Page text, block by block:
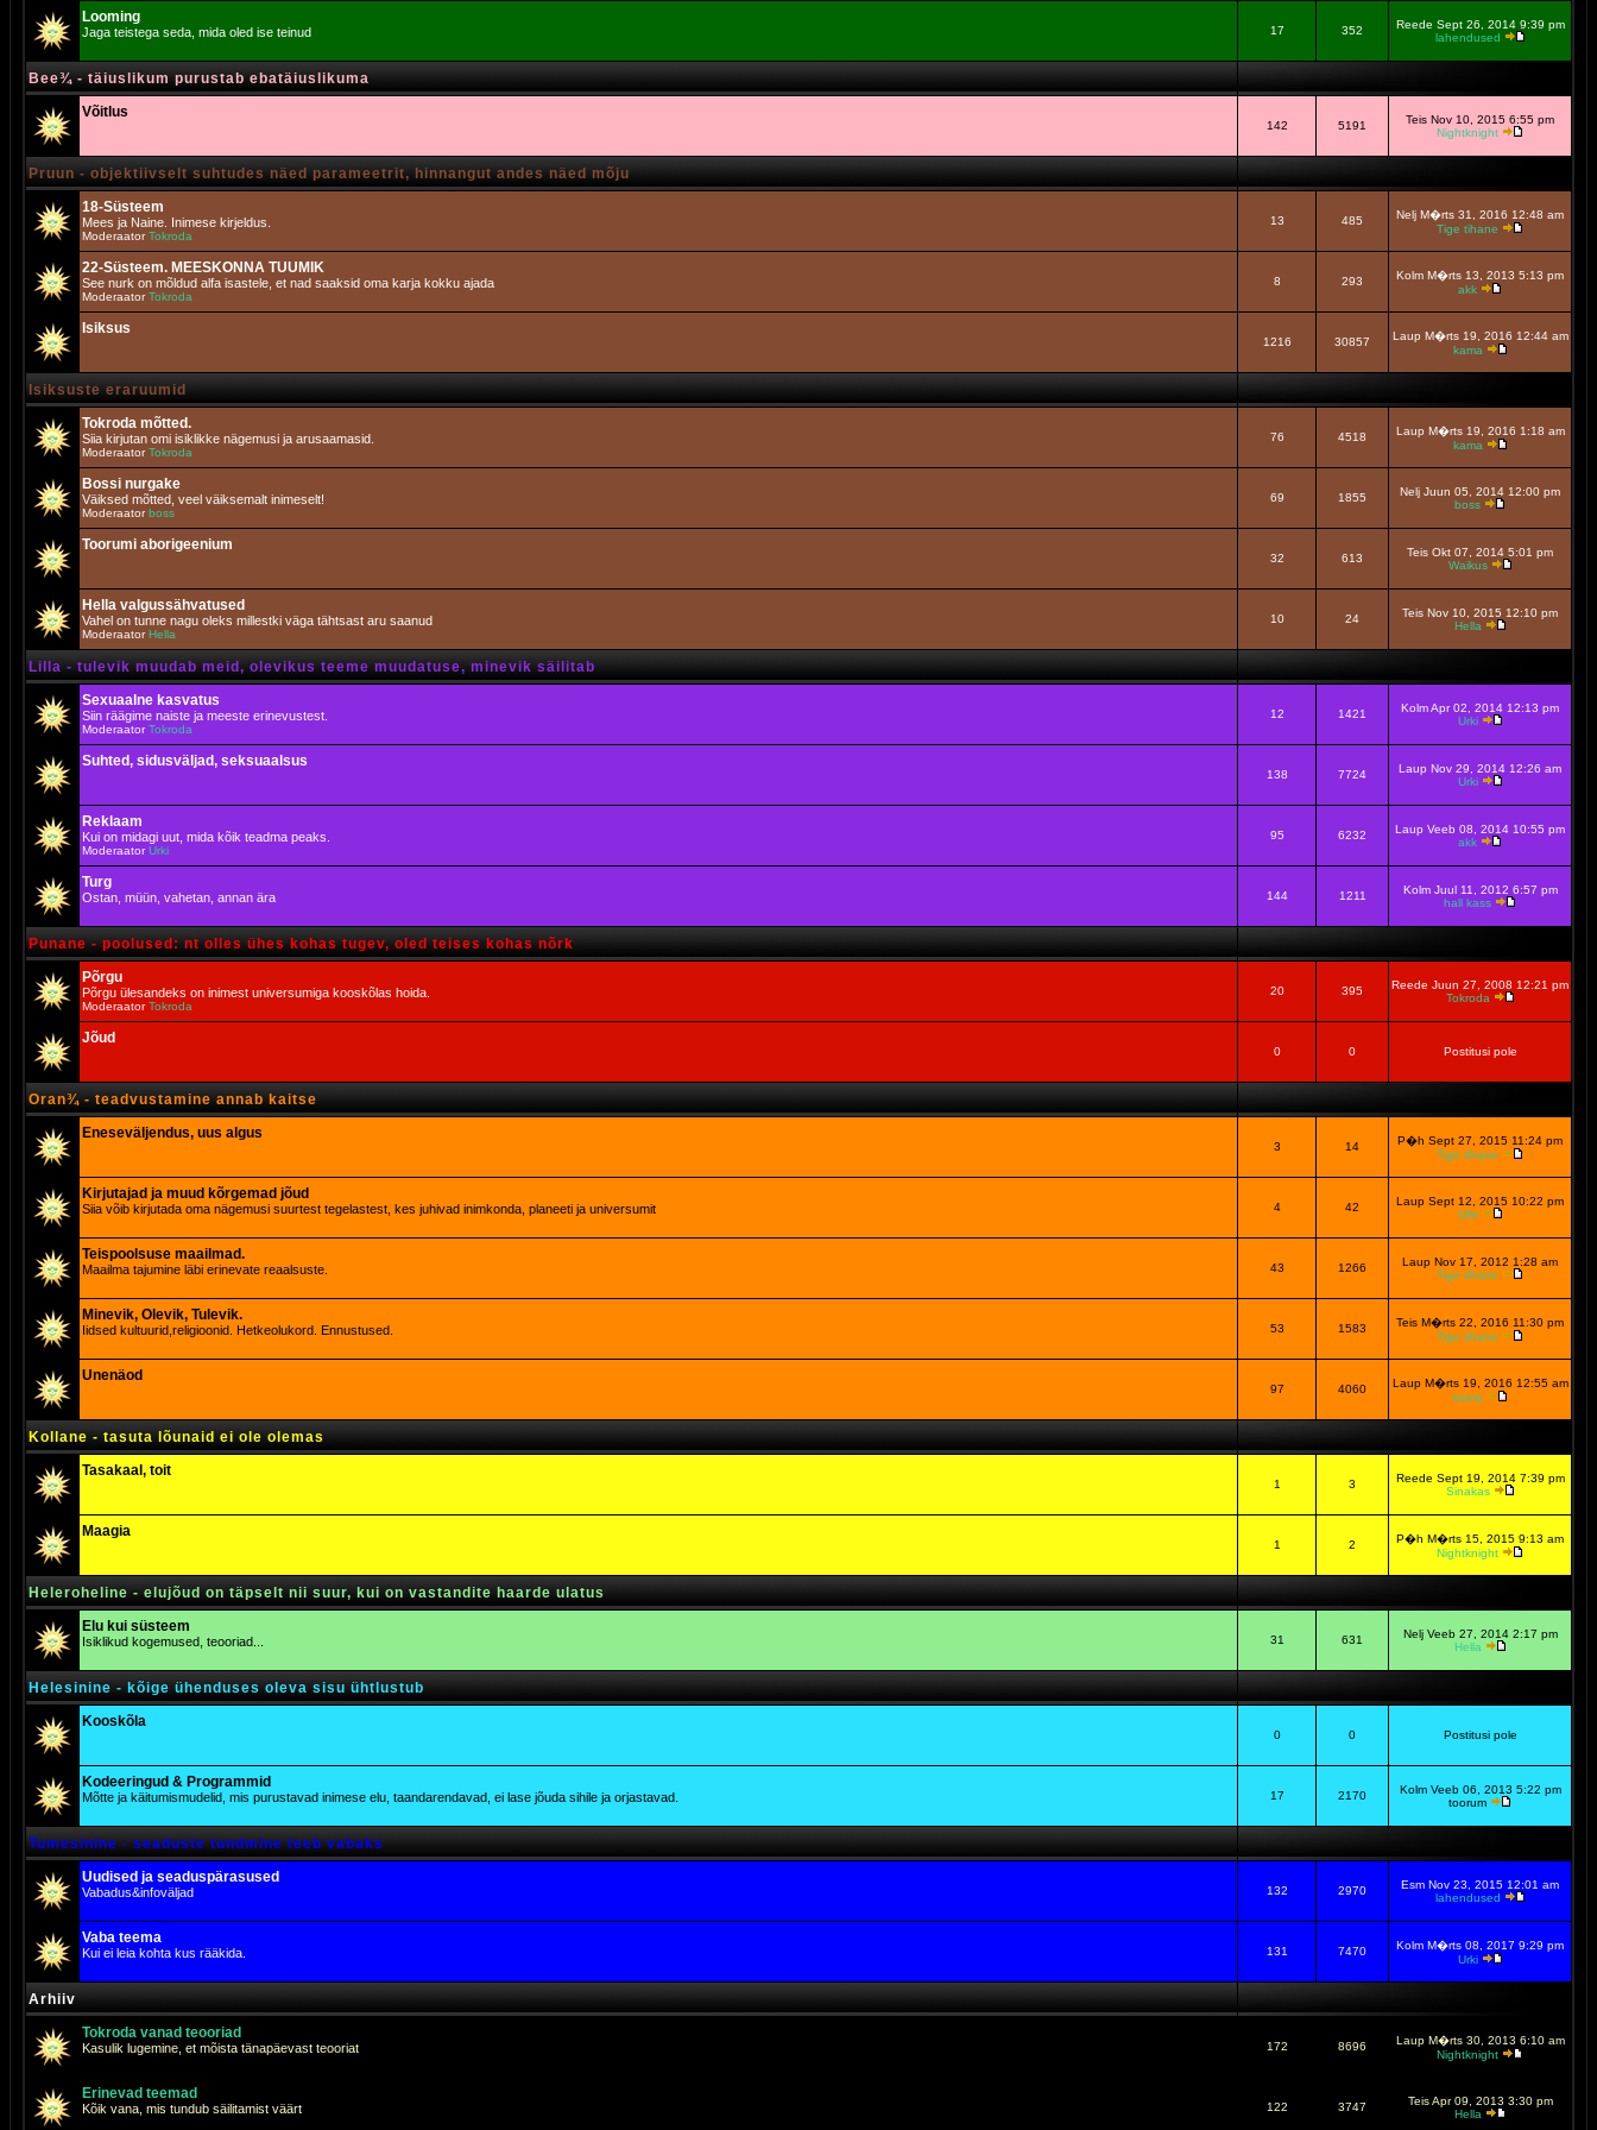
Looming
Jaga teistega seda, mida oled ise teinud 17 352
Reede Sept 26, 2014 9:39 pm
lahendused
Bee¾ - täiuslikum purustab ebatäiuslikuma
Võitlus
142 5191
Teis Nov 10, 2015 6:55 pm
Nightknight
Pruun - objektiivselt suhtudes näed parameetrit, hinnangut andes näed mõju
18-Süsteem
Mees ja Naine. Inimese kirjeldus.
ModeraatorTokroda
13 485
Nelj M�rts 31, 2016 12:48 am
Tige tihane
22-Süsteem. MEESKONNA TUUMIK
See nurk on mõldud alfa isastele, et nad saaksid oma karja kokku ajada
ModeraatorTokroda
8 293
Kolm M�rts 13, 2013 5:13 pm
akk
Isiksus
1216 30857
Laup M�rts 19, 2016 12:44 am
kama
Isiksuste eraruumid
Tokroda mõtted.
Siia kirjutan omi isiklikke nägemusi ja arusaamasid.
ModeraatorTokroda
76 4518
Laup M�rts 19, 2016 1:18 am
kama
Bossi nurgake
Väiksed mõtted, veel väiksemalt inimeselt!
Moderaatorboss
69 1855
Nelj Juun 05, 2014 12:00 pm
boss
Toorumi aborigeenium
32 613
Teis Okt 07, 2014 5:01 pm
Waikus
Hella valgussähvatused
Vahel on tunne nagu oleks millestki väga tähtsast aru saanud
Moderaator Hella
10 24
Teis Nov 10, 2015 12:10 pm
Hella
Lilla - tulevik muudab meid, olevikus teeme muudatuse, minevik säilitab
Sexuaalne kasvatus
Siin räägime naiste ja meeste erinevustest.
ModeraatorTokroda
12 1421
Kolm Apr 02, 2014 12:13 pm
Urki
Suhted, sidusväljad, seksuaalsus
138 7724
Laup Nov 29, 2014 12:26 am
Urki
Reklaam
Kui on midagi uut, mida kõik teadma peaks.
ModeraatorUrki
95 6232
Laup Veeb 08, 2014 10:55 pm
akk
Turg
Ostan, müün, vahetan, annan ära 144 1211
Kolm Juul 11, 2012 6:57 pm
hall kass
Punane - poolused: nt olles ühes kohas tugev, oled teises kohas nõrk
Põrgu
Põrgu ülesandeks on inimest universumiga kooskõlas hoida.
ModeraatorTokroda
20 395
Reede Juun 27, 2008 12:21 pm
Tokroda
Jõud
0 0 Postitusi pole
Oran¾ - teadvustamine annab kaitse
Eneseväljendus, uus algus
3 14
P�h Sept 27, 2015 11:24 pm
Tige tihane
Kirjutajad ja muud kõrgemad jõud
Siia võib kirjutada oma nägemusi suurtest tegelastest, kes juhivad inimkonda, planeeti ja universumit 4 42
Laup Sept 12, 2015 10:22 pm
Urki
Teispoolsuse maailmad.
Maailma tajumine läbi erinevate reaalsuste. 43 1266
Laup Nov 17, 2012 1:28 am
Tige tihane
Minevik, Olevik, Tulevik.
Iidsed kultuurid,religioonid. Hetkeolukord. Ennustused. 53 1583
Teis M�rts 22, 2016 11:30 pm
Tige tihane
Unenäod
97 4060
Laup M�rts 19, 2016 12:55 am
kama
Kollane - tasuta lõunaid ei ole olemas
Tasakaal, toit
1 3
Reede Sept 19, 2014 7:39 pm
Sinakas
Maagia
1 2
P�h M�rts 15, 2015 9:13 am
Nightknight
Heleroheline - elujõud on täpselt nii suur, kui on vastandite haarde ulatus
Elu kui süsteem
Isiklikud kogemused, teooriad... 31 631
Nelj Veeb 27, 2014 2:17 pm
Hella
Helesinine - kõige ühenduses oleva sisu ühtlustub
Kooskõla
0 0 Postitusi pole
Kodeeringud & Programmid
Mõtte ja käitumismudelid, mis purustavad inimese elu, taandarendavad, ei lase jõuda sihile ja orjastavad. 17 2170
Kolm Veeb 06, 2013 5:22 pm
toorum
Tumesinine - seaduste tundmine teeb vabaks
Uudised ja seaduspärasused
Vabadus&infoväljad 132 2970
Esm Nov 23, 2015 12:01 am
lahendused
Vaba teema
Kui ei leia kohta kus rääkida. 131 7470
Kolm M�rts 08, 2017 9:29 pm
Urki
Arhiiv
Tokroda vanad teooriad
Kasulik lugemine, et mõista tänapäevast teooriat 172 8696
Laup M�rts 30, 2013 6:10 am
Nightknight
Erinevad teemad
Kõik vana, mis tundub säilitamist väärt 122 3747
Teis Apr 09, 2013 3:30 pm
Hella